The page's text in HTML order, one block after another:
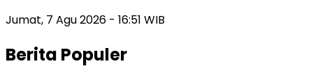
Jumat, 7 Agu 2026 - 16:51 WIB
Berita Populer